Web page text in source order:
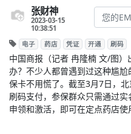
张财神
2023-03-15
10:38:51
电子 药店 凭证 开通 刷码
中国商报（记者 冉隆楠 文/图
办？不少人都曾遇到过这种尴
保卡不用慌了。截至3月7日，
刷码支付，参保群众只需通过
申领和激活，即可在定点药店使